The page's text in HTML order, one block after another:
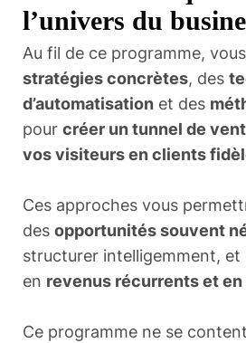
l’univers du
Au fil de ce programme,
stratégies concrètes, des
d’automatisation et des
pour créer un tunnel de
vos visiteurs en clients
Ces approches vous
des opportunités souvent
structurer intelligemment,
en revenus récurrents et
Ce programme ne se